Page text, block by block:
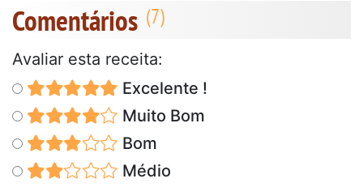
Comentários
Avaliar esta receita:
Excelente !
Muito Bom
Bom
Médio